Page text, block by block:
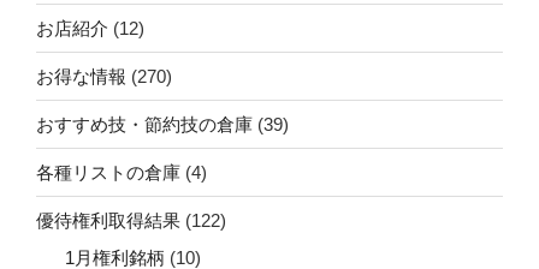
ス
ー
パ
ー
マ
ケ
お店紹介 (12)
お得な情報 (270)
おすすめ技・節約技の倉庫 (39)
各種リストの倉庫 (4)
優待権利取得結果 (122)
1月権利銘柄 (10)